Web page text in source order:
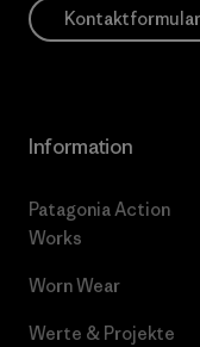
Kontaktformular
Information
Patagonia Action
Works
Worn Wear
Werte & Projekte